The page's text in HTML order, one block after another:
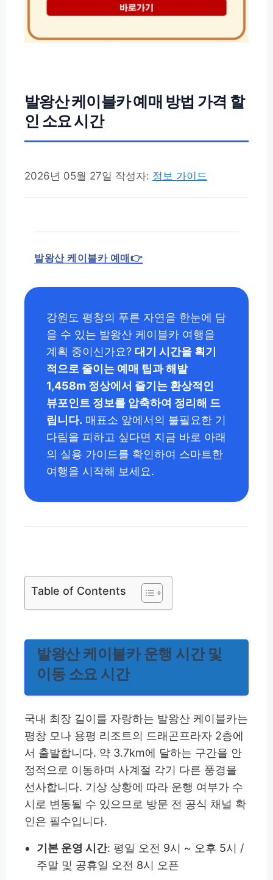
발왕산 케이블카 예매 방법 가격 할
인 소요 시간
2026년 05월 27일 작성자: 정보 가이드
발왕산 케이블카 예매👉
강원도 평창의 푸른 자연을 한눈에 담
을 수 있는 발왕산 케이블카 여행을
계획 중이신가요? 대기 시간을 획기
적으로 줄이는 예매 팁과 해발
1,458m 정상에서 즐기는 환상적인
뷰포인트 정보를 압축하여 정리해 드
립니다. 매표소 앞에서의 불필요한 기
다림을 피하고 싶다면 지금 바로 아래
의 실용 가이드를 확인하여 스마트한
여행을 시작해 보세요.
Table of Contents
발왕산 케이블카 운행 시간 및
이동 소요 시간
국내 최장 길이를 자랑하는 발왕산 케이블카는
평창 모나 용평 리조트의 드래곤프라자 2층에
서 출발합니다. 약 3.7km에 달하는 구간을 안
정적으로 이동하며 사계절 각기 다른 풍경을
선사합니다. 기상 상황에 따라 운행 여부가 수
시로 변동될 수 있으므로 방문 전 공식 채널 확
인은 필수입니다.
기본 운영 시간: 평일 오전 9시 ~ 오후 5시 /
주말 및 공휴일 오전 8시 오픈